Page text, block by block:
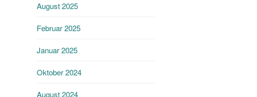
August 2025
Februar 2025
Januar 2025
Oktober 2024
August 2024